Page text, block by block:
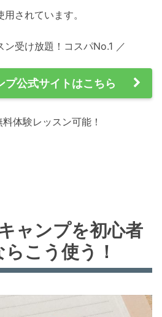
されています。
ン受け放題！コスパNo.1 ／
プ公式サイトはこちら
体験レッスン可能！
ャンプを初心者
こう使う！